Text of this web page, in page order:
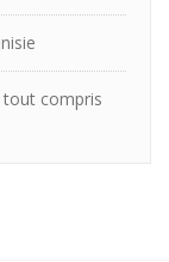
tout compris